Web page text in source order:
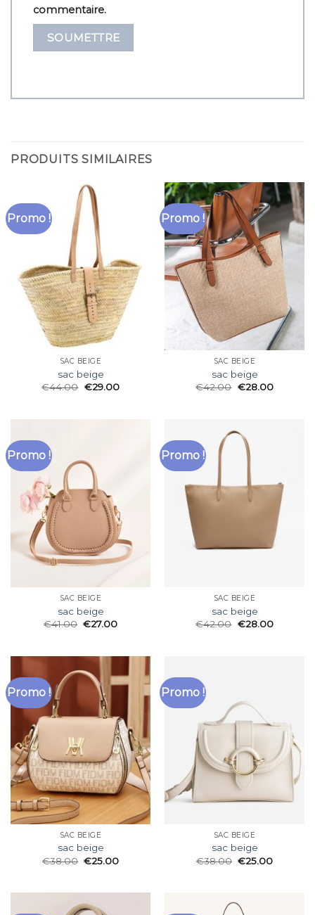
commentaire.
PRODUITS SIMILAIRES
Promo !
SAC BEIGE
sac beige
€44.00 €29.00
Promo !
SAC BEIGE
sac beige
€42.00 €28.00
Promo !
SAC BEIGE
sac beige
€41.00 €27.00
Promo !
SAC BEIGE
sac beige
€42.00 €28.00
Promo !
SAC BEIGE
sac beige
€38.00 €25.00
Promo !
SAC BEIGE
sac beige
€38.00 €25.00